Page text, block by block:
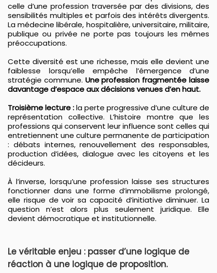
celle d’une profession traversée par des divisions, des
sensibilités multiples et parfois des intérêts divergents.
La médecine libérale, hospitalière, universitaire, militaire,
publique ou privée ne porte pas toujours les mêmes
préoccupations.
Cette diversité est une richesse, mais elle devient une
faiblesse lorsqu’elle empêche l’émergence d’une
stratégie commune. Une profession fragmentée laisse
davantage d’espace aux décisions venues d’en haut.
Troisième lecture :la perte progressive d’une culture de
représentation collective. L’histoire montre que les
professions qui conservent leur influence sont celles qui
entretiennent une culture permanente de participation
: débats internes, renouvellement des responsables,
production d’idées, dialogue avec les citoyens et les
décideurs.
À l’inverse, lorsqu’une profession laisse ses structures
fonctionner dans une forme d’immobilisme prolongé,
elle risque de voir sa capacité d’initiative diminuer. La
question n’est alors plus seulement juridique. Elle
devient démocratique et institutionnelle.
Le véritable enjeu : passer d’une logique de
réaction à une logique de proposition.